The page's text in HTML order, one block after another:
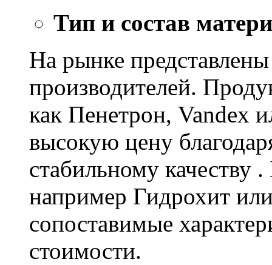
Тип и состав
На рынке
производителей.
как Пенетрон, Vandex
высокую цену
стабильному качеству
например Гидрохит
сопоставимые
стоимости.